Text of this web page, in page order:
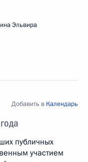
Эльвира
Добавить в Календарь
публичных
участием